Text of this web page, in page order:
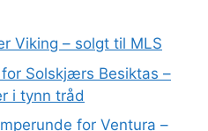
Viking – solgt til MLS
Solskjærs Besiktas –
i tynn tråd
for Ventura –